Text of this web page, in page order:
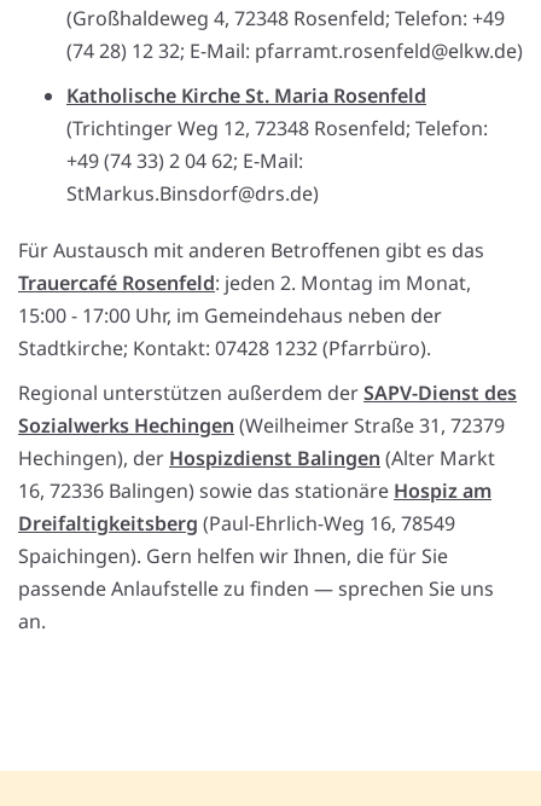
(Großhaldeweg 4, 72348 Rosenfeld; Telefon: +49
(74 28) 12 32; E-Mail: pfarramt.rosenfeld@elkw.de)
Katholische Kirche St. Maria Rosenfeld
(Trichtinger Weg 12, 72348 Rosenfeld; Telefon:
+49 (74 33) 2 04 62; E-Mail:
StMarkus.Binsdorf@drs.de)
Für Austausch mit anderen Betroffenen gibt es das
Trauercafé Rosenfeld: jeden 2. Montag im Monat,
15:00 - 17:00 Uhr, im Gemeindehaus neben der
Stadtkirche; Kontakt: 07428 1232 (Pfarrbüro).
Regional unterstützen außerdem derSAPV-Dienst des
Sozialwerks Hechingen (Weilheimer Straße 31, 72379
Hechingen), der Hospizdienst Balingen (Alter Markt
16, 72336 Balingen) sowie das stationäre Hospiz am
Dreifaltigkeitsberg (Paul-Ehrlich-Weg 16, 78549
Spaichingen). Gern helfen wir Ihnen, die für Sie
passende Anlaufstelle zu finden — sprechen Sie uns
an.